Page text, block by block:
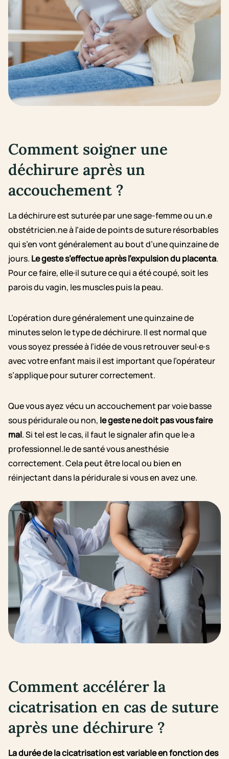
Comment soigner une
déchirure après un
accouchement ?
La déchirure est suturée par une sage-femme ou un.e
obstétricien.ne à l’aide de points de suture résorbables
qui s’en vont généralement au bout d’une quinzaine de
jours. Le geste s’effectue après l’expulsion du placenta.
Pour ce faire, elle·il suture ce qui a été coupé, soit les
parois du vagin, les muscles puis la peau.
L’opération dure généralement une quinzaine de
minutes selon le type de déchirure. Il est normal que
vous soyez pressée à l’idée de vous retrouver seul·e·s
avec votre enfant mais il est important que l’opérateur
s’applique pour suturer correctement.
Que vous ayez vécu un accouchement par voie basse
sous péridurale ou non, le geste ne doit pas vous faire
mal. Si tel est le cas, il faut le signaler afin que le·a
professionnel.le de santé vous anesthésie
correctement. Cela peut être local ou bien en
réinjectant dans la péridurale si vous en avez une.
Comment accélérer la
cicatrisation en cas de suture
après une déchirure ?
La durée de la cicatrisation est variable en fonction des